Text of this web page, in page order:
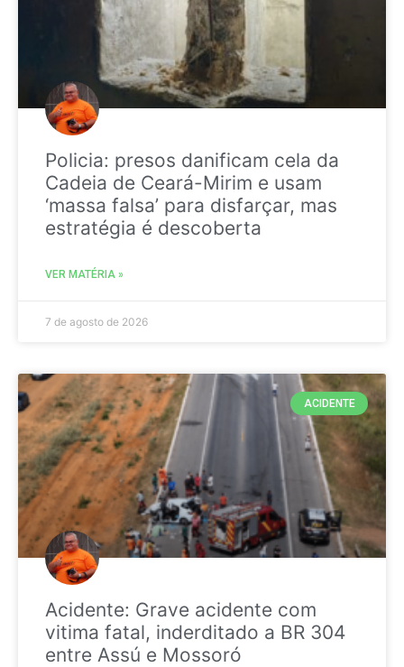
Policia: presos danificam cela da
Cadeia de Ceará-Mirim e usam
‘massa falsa’ para disfarçar, mas
estratégia é descoberta
VER MATÉRIA »
7 de agosto de 2026
ACIDENTE
Acidente: Grave acidente com
vitima fatal, inderditado a BR 304
entre Assú e Mossoró